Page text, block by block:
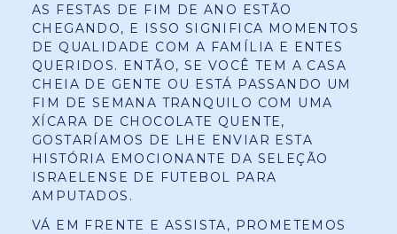
AS FESTAS DE FIM DE ANO ESTÃO
CHEGANDO, E ISSO SIGNIFICA MOMENTOS
DE QUALIDADE COM A FAMÍLIA E ENTES
QUERIDOS. ENTÃO, SE VOCÊ TEM A CASA
CHEIA DE GENTE OU ESTÁ PASSANDO UM
FIM DE SEMANA TRANQUILO COM UMA
XÍCARA DE CHOCOLATE QUENTE,
GOSTARÍAMOS DE LHE ENVIAR ESTA
HISTÓRIA EMOCIONANTE DA SELEÇÃO
ISRAELENSE DE FUTEBOL PARA
AMPUTADOS.
VÁ EM FRENTE E ASSISTA, PROMETEMOS